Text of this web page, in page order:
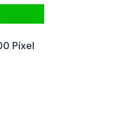
Píxel